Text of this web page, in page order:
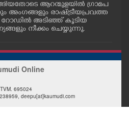
ആറന്മുളയിൽ ഗ്രാമപ
അംഗങ്ങളും രാഷ്ട്രീയപ്രവത്ത
അടിഞ്ഞ് കൂടിയ
നീക്കം ചെയ്യുന്നു.
Online
695024
deepu[at]kaumudi.com